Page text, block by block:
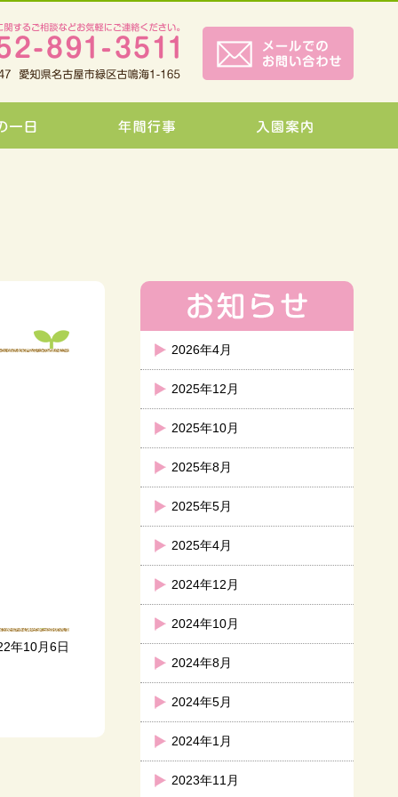
年10月6日
2026年4月
2025年12月
2025年10月
2025年8月
2025年5月
2025年4月
2024年12月
2024年10月
2024年8月
2024年5月
2024年1月
2023年11月